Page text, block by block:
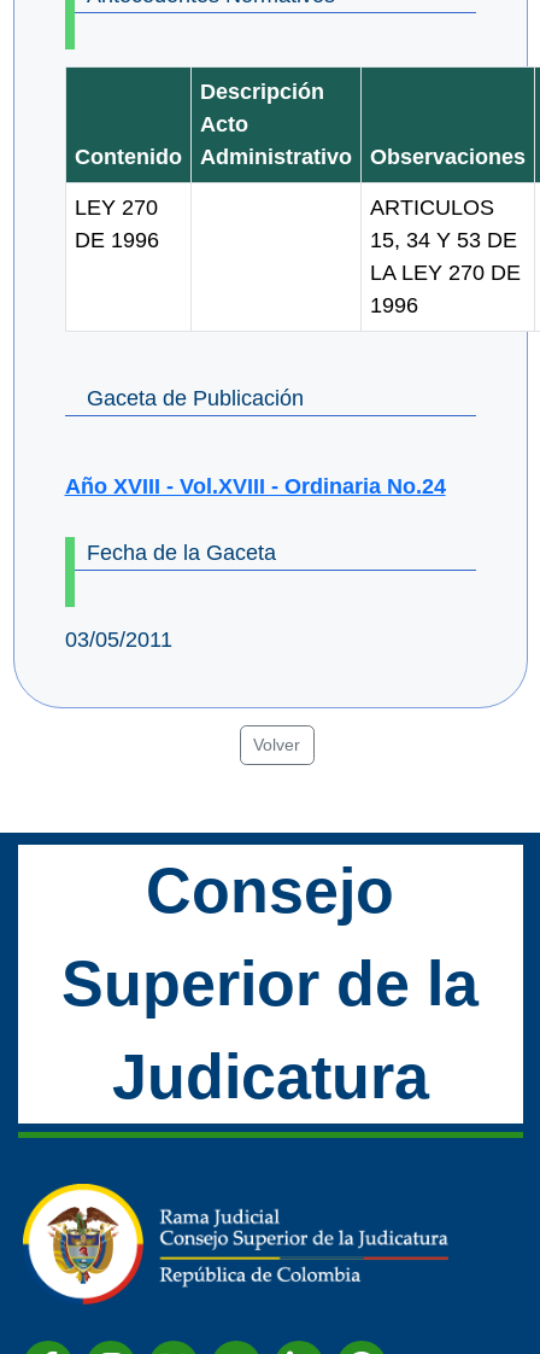
Contenido
Descripción
Acto
Administrativo
Observaciones
LEY 270
DE 1996
ARTICULOS
15, 34 Y 53 DE
LA LEY 270 DE
1996
Gaceta de Publicación
Año XVIII - Vol.XVIII - Ordinaria No.24
Fecha de la Gaceta
03/05/2011
Volver
Consejo
Superior de la
Judicatura